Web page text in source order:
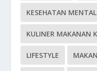
KESEHATAN MENTAL
KULINER MAKANAN
LIFESTYLE